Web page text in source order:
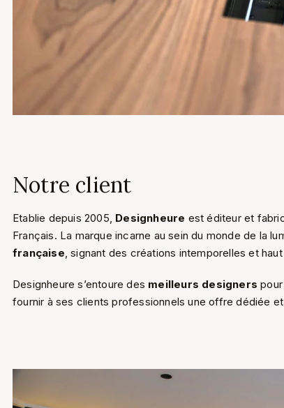
Notre client
Etablie depuis 2005, Designheure est éditeur et
Français. La marque incarne au sein du monde de la
française , signant des créations intemporelles et
Designheure s’entoure des meilleurs designers
fournir à ses clients professionnels une offre dédiée